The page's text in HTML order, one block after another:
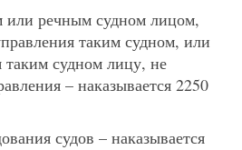
или речным судном лицом,
таким судном, или
таким судном лицу, не
– наказывается 2250
судов – наказывается